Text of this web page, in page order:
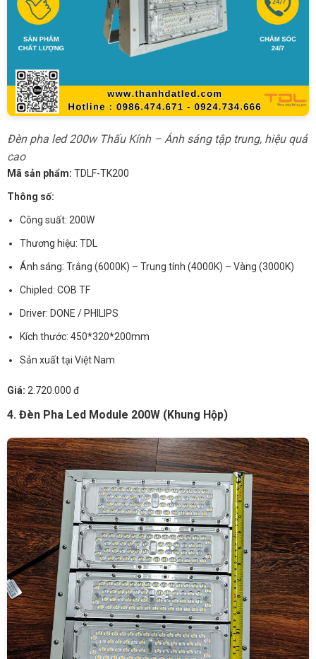
Đèn pha led 200w Thấu Kính – Ánh sáng tập trung, hiệu quả
cao
Mã sản phẩm: TDLF-TK200
Thông số:
Công suất: 200W
Thương hiệu: TDL
Ánh sáng: Trắng (6000K) – Trung tính (4000K) – Vàng (3000K)
Chipled: COB TF
Driver: DONE / PHILIPS
Kích thước: 450*320*200mm
Sản xuất tại Việt Nam
Giá: 2.720.000 đ
4. Đèn Pha Led Module 200W (Khung Hộp)